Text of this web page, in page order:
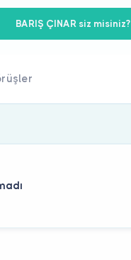
BARIŞ ÇINAR siz misiniz?